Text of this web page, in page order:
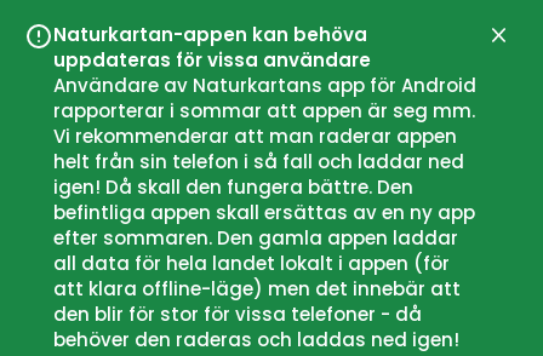
Naturkartan-appen kan behöva
uppdateras för vissa användare
Användare av Naturkartans app för Android
rapporterar i sommar att appen är seg mm.
Vi rekommenderar att man raderar appen
helt från sin telefon i så fall och laddar ned
igen! Då skall den fungera bättre. Den
befintliga appen skall ersättas av en ny app
efter sommaren. Den gamla appen laddar
all data för hela landet lokalt i appen (för
att klara offline-läge) men det innebär att
den blir för stor för vissa telefoner - då
behöver den raderas och laddas ned igen!